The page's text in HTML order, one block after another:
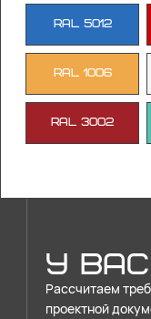
RAL 5012
RAL 1006
RAL 3002
У
Рассчитаем
проектной